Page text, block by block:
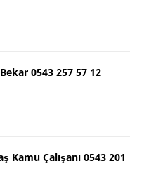
0543 257 57 12
Kamu Çalışanı 0543 201